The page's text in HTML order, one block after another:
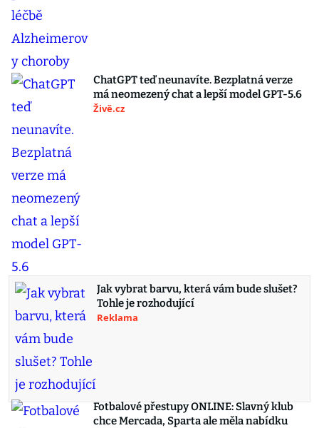
ChatGPT teď neunavíte. Bezplatná verze
má neomezený chat a lepší model GPT-5.6
Živě.cz
Jak vybrat barvu, která vám bude slušet?
Tohle je rozhodující
Reklama
Fotbalové přestupy ONLINE: Slavný klub
chce Mercada, Sparta ale měla nabídku